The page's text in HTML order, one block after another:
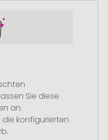
Sie diese
an.
konfigurierten